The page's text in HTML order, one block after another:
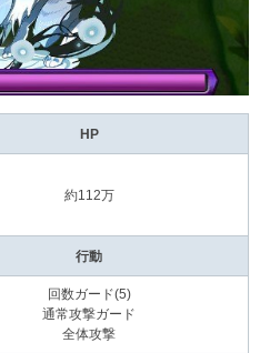
HP
約112万
行動
回数ガード(5)
通常攻撃ガード
全体攻撃